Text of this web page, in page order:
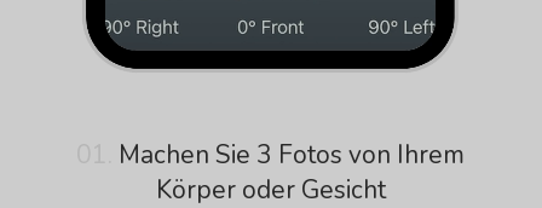
Machen Sie 3 Fotos von Ihrem
Körper oder Gesicht